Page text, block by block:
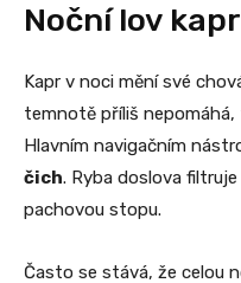
Noční lov
Kapr v noci mění své
temnotě příliš nepomáhá,
Hlavním navigačním
čich. Ryba doslova
pachovou stopu.
Často se stává, že celou